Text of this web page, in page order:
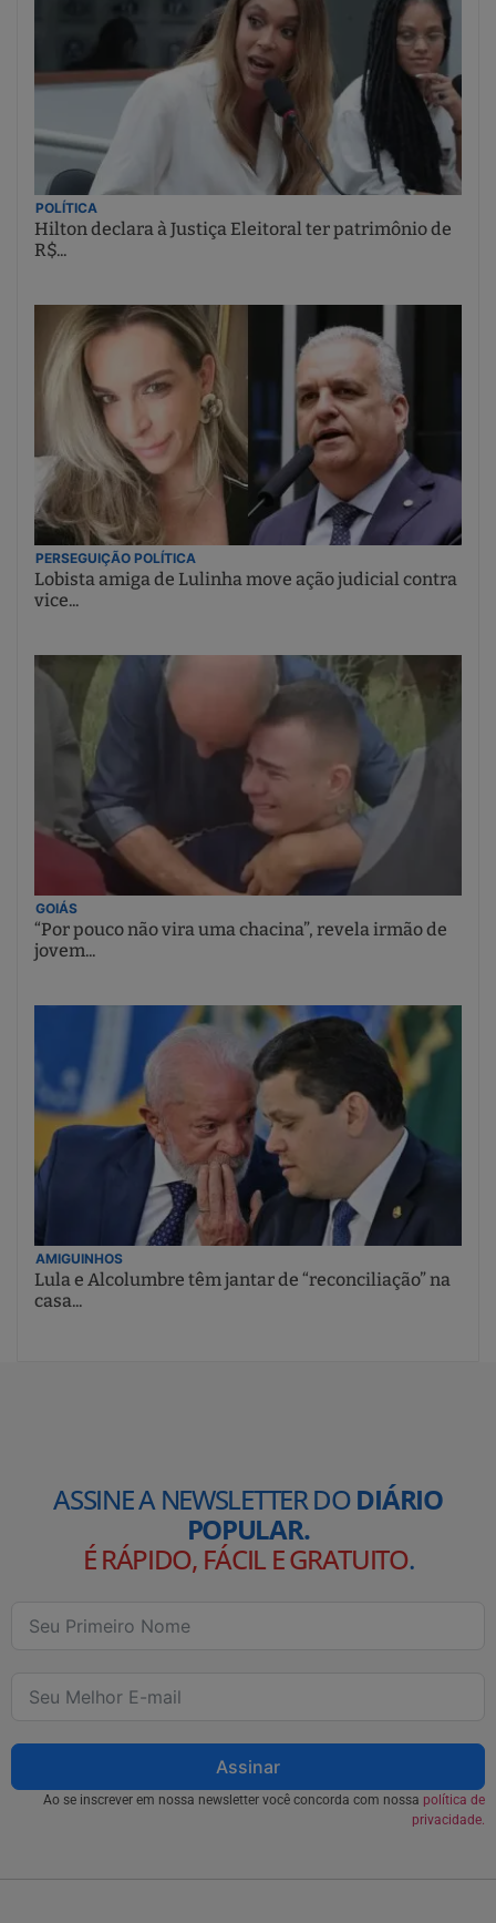
POLÍTICA
Hilton declara à Justiça Eleitoral ter patrimônio de
R$...
PERSEGUIÇÃO POLÍTICA
Lobista amiga de Lulinha move ação judicial contra
vice...
GOIÁS
“Por pouco não vira uma chacina”, revela irmão de
jovem...
AMIGUINHOS
Lula e Alcolumbre têm jantar de “reconciliação” na
casa...
ASSINE A NEWSLETTER DODIÁRIO
POPULAR.
É RÁPIDO, FÁCIL E GRATUITO.
Assinar
Ao se inscrever em nossa newsletter você concorda com nossa política de
privacidade.